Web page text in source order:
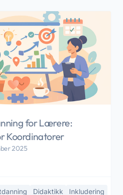
for Lærere:
Koordinatorer
2025
Didaktikk Inkludering